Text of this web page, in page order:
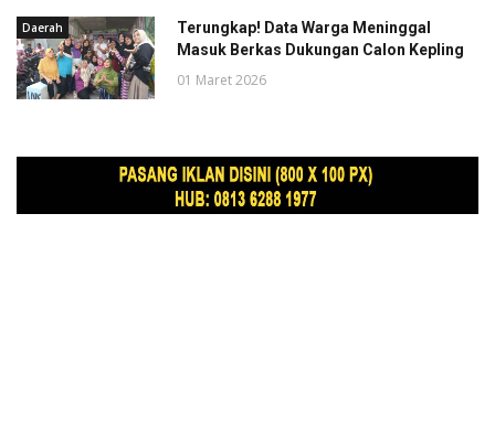
Daerah
Terungkap! Data Warga Meninggal
Masuk Berkas Dukungan Calon Kepling
01 Maret 2026